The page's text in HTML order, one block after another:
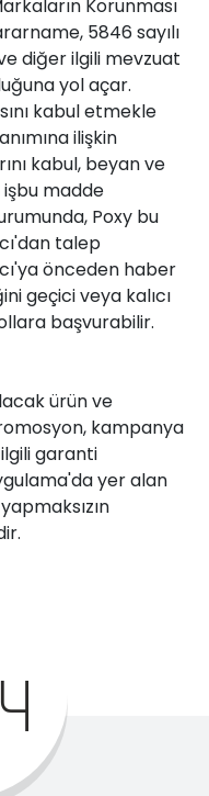
Korunması
5846 sayılı
diğer ilgili mevzuat
yol açar.
kabul etmekle
ilişkin
kabul, beyan ve
işbu madde
Poxy bu
talep
önceden haber
geçici veya kalıcı
başvurabilir.
ürün ve
kampanya
garanti
yer alan